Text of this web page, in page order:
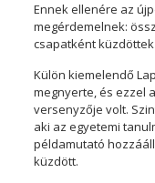
Ennek ellenére az
megérdemelnek:
csapatként
Külön kiemelendő
megnyerte, és ezzel
versenyzője volt.
aki az egyetemi
példamutató
küzdött.